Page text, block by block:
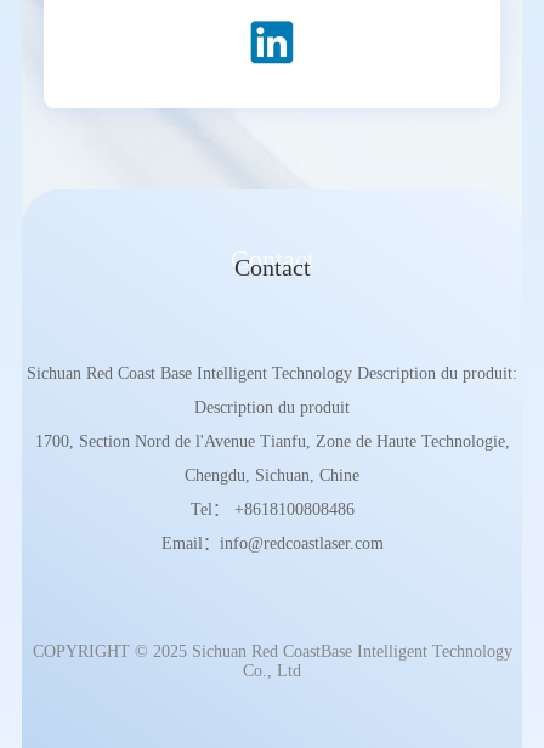
Contact
Contact
Sichuan Red Coast Base Intelligent Technology Description du produit:
Description du produit
1700, Section Nord de l'Avenue Tianfu, Zone de Haute Technologie,
Chengdu, Sichuan, Chine
Tel： +8618100808486
Email：info@redcoastlaser.com
COPYRIGHT © 2025 Sichuan Red CoastBase Intelligent Technology
Co., Ltd